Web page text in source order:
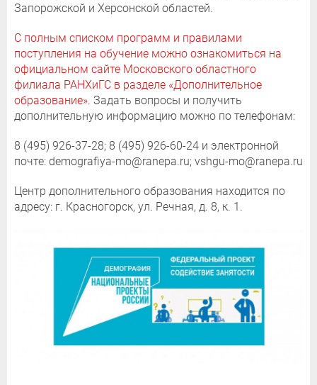
Запорожской и Херсонской областей.
С полным списком программ и правилами
поступления на обучение можно ознакомиться на
официальном сайте Московского областного
филиала РАНХиГС в разделе «Дополнительное
образование». Задать вопросы и получить
дополнительную информацию можно по телефонам:
8 (495) 926-37-28; 8 (495) 926-60-24 и электронной
почте: demografiya-mo@ranepa.ru; vshgu-mo@ranepa.ru
Центр дополнительного образования находится по
адресу: г. Красногорск, ул. Речная, д. 8, к. 1.